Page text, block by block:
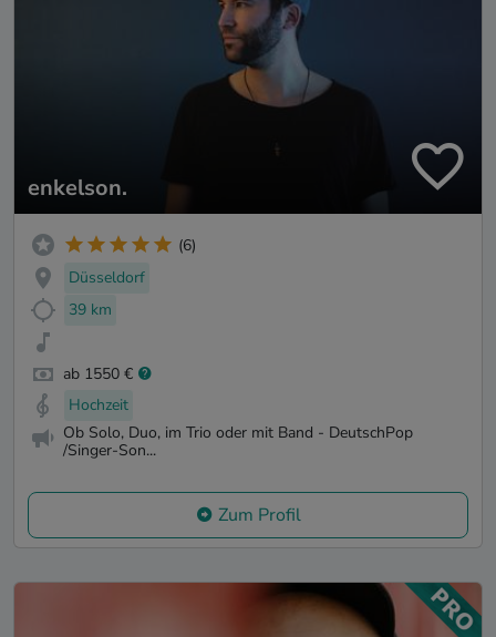
enkelson.
(6)
Düsseldorf
39 km
ab 1550 €
Hochzeit
Ob Solo, Duo, im Trio oder mit Band - DeutschPop
/Singer-Son...
Zum Profil